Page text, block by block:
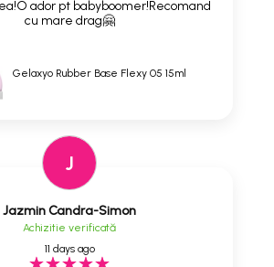
ador pt babyboomer!Recomand
cu mare drag🤗
Gelaxyo Rubber Base Flexy 05 15ml
J
Jazmin Candra-Simon
Achizitie verificată
11 days ago